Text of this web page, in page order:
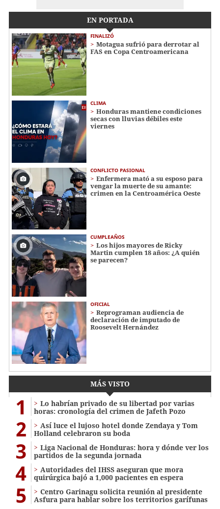
EN PORTADA
FINALIZÓ
Motagua sufrió para derrotar al
FAS en Copa Centroamericana
CLIMA
Honduras mantiene condiciones
secas con lluvias débiles este
viernes
CONFLICTO PASIONAL
Enfermera mató a su esposo para
vengar la muerte de su amante:
crimen en la Centroamérica Oeste
CUMPLEAÑOS
Los hijos mayores de Ricky
Martin cumplen 18 años: ¿A quién
se parecen?
OFICIAL
Reprograman audiencia de
declaración de imputado de
Roosevelt Hernández
MÁS VISTO
1
Lo habrían privado de su libertad por varias
horas: cronología del crimen de Jafeth Pozo
2
Así luce el lujoso hotel donde Zendaya y Tom
Holland celebraron su boda
3
Liga Nacional de Honduras: hora y dónde ver los
partidos de la segunda jornada
4
Autoridades del IHSS aseguran que mora
quirúrgica bajó a 1,000 pacientes en espera
5
Centro Garinagu solicita reunión al presidente
Asfura para hablar sobre los territorios garífunas